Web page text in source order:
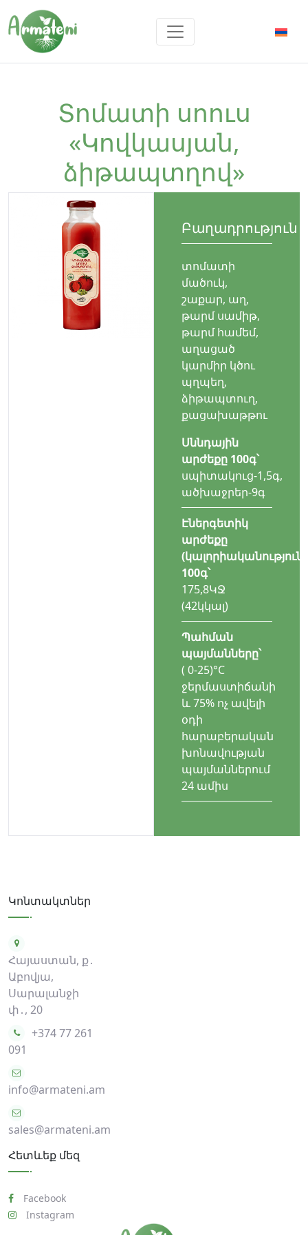
Տոմատի սոուս
«Կովկասյան,
ձիթապտղով»
Բաղադրություն
տոմատի
մածուկ,
շաքար, աղ,
թարմ սամիթ,
թարմ համեմ,
աղացած
կարմիր կծու
պղպեղ,
ձիթապտուղ,
քացախաթթու
Սննդային
արժեքը 100գ՝
սպիտակուց-1,5գ,
ածխաջրեր-9գ
Էներգետիկ
արժեքը
(կալորիականություն)
100գ՝
175,8ԿՋ
(42կկալ)
Պահման
պայմանները՝
( 0-25)°С
ջերմաստիճանի
և 75% ոչ ավելի
օդի
հարաբերական
խոնավության
պայմաններում
24 ամիս
Կոնտակտներ
Հայաստան, ք․
Աբովյա,
Սարալանջի
փ․, 20
+374 77 261
091
info@armateni.am
sales@armateni.am
Հետևեք մեզ
Facebook
Instagram